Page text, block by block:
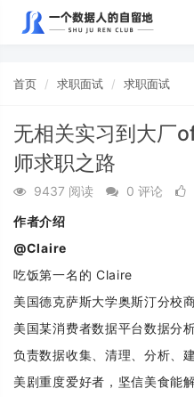
首页 求职面试 求职面试
无相关实习到大厂
师求职之路
9437 阅读 0 评论
作者介绍
@Claire
吃饭第一名的 Claire
美国德克萨斯大学奥斯汀分校
美国某消费者数据平台数据分析
负责数据收集、清理、分析、
美剧重度爱好者，坚信美食能